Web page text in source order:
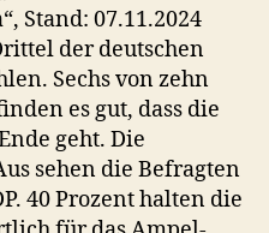
Stand: 07.11.2024
der deutschen
Sechs von zehn
es gut, dass die
geht. Die
sehen die Befragten
40 Prozent halten die